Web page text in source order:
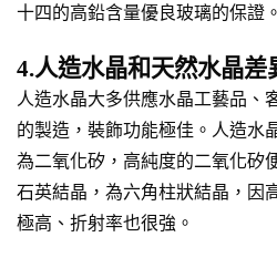
十四的高鉛含量優良玻璃的保證。
4.人造水晶和天然水晶差
人造水晶大多供應水晶工藝品、
的製造，裝飾功能極佳。人造水
為二氧化矽，高純度的二氧化矽
石英結晶，為六角柱狀結晶，因
極高、折射率也很強。